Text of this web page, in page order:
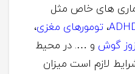
های خاص مثل
، تومورهای مغزی،
گوش و …. در محیط
لازم است میزان